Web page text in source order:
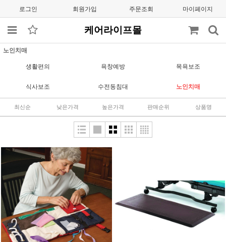
로그인 회원가입 주문조회 마이페이지
케어라이프몰
노인치매
생활편의 욕창예방 목욕보조
식사보조 수전동침대 노인치매
최신순 낮은가격 높은가격 판매순위 상품명